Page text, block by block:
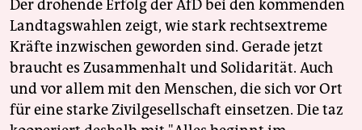
Der drohende Erfolg der AfD bei den kommenden
Landtagswahlen zeigt, wie stark rechtsextreme
Kräfte inzwischen geworden sind. Gerade jetzt
braucht es Zusammenhalt und Solidarität. Auch
und vor allem mit den Menschen, die sich vor Ort
für eine starke Zivilgesellschaft einsetzen. Die taz